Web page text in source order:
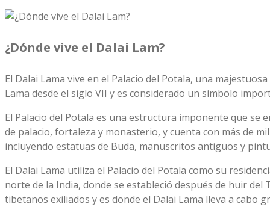
¿Dónde vive el Dalai Lam?
El Dalai Lama vive en el Palacio del Potala, una
Lama desde el siglo VII y es considerado un símbolo
El Palacio del Potala es una estructura imponente que se
de palacio, fortaleza y monasterio, y cuenta con más de
incluyendo estatuas de Buda, manuscritos antiguos y
El Dalai Lama utiliza el Palacio del Potala como su
norte de la India, donde se estableció después de huir
tibetanos exiliados y es donde el Dalai Lama lleva a cabo